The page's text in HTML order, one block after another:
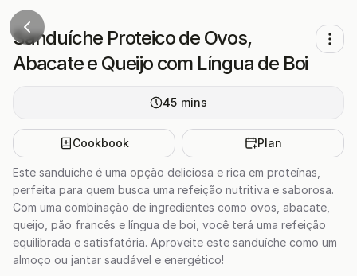
Sanduíche Proteico de Ovos,
Abacate e Queijo com Língua de Boi
45 mins
Cookbook Plan
Este sanduíche é uma opção deliciosa e rica em proteínas,
perfeita para quem busca uma refeição nutritiva e saborosa.
Com uma combinação de ingredientes como ovos, abacate,
queijo, pão francês e língua de boi, você terá uma refeição
equilibrada e satisfatória. Aproveite este sanduíche como um
almoço ou jantar saudável e energético!